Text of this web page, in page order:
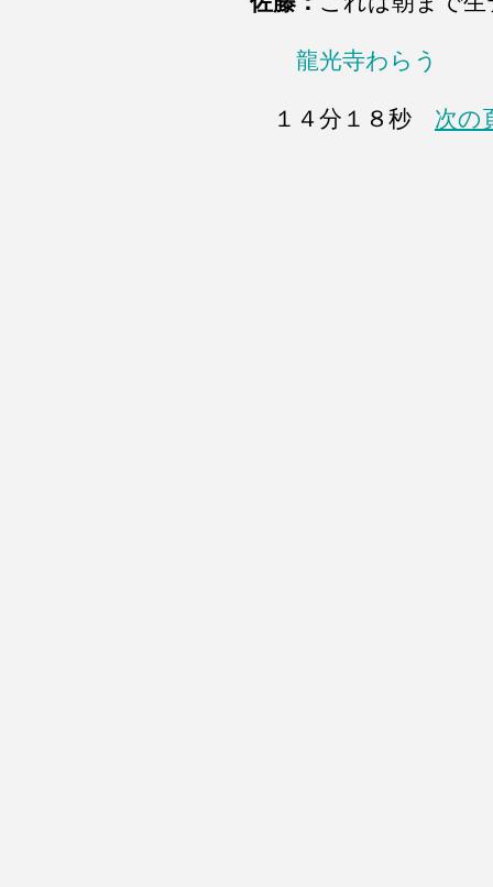
龍光寺わらう
１４分１８秒 次の